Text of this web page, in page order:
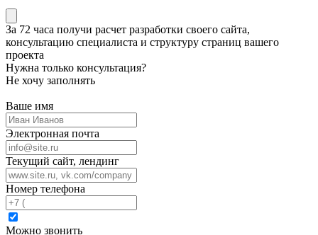
За 72 часа получи расчет разработки своего сайта,
консультацию специалиста и структуру страниц вашего
проекта
Нужна только консультация?
Не хочу заполнять
Ваше имя
Электронная почта
Текущий сайт, лендинг
Номер телефона
Можно звонить